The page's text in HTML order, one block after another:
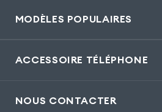
MODÈLES POPULAIRES
ACCESSOIRE TÉLÉPHONE
NOUS CONTACTER